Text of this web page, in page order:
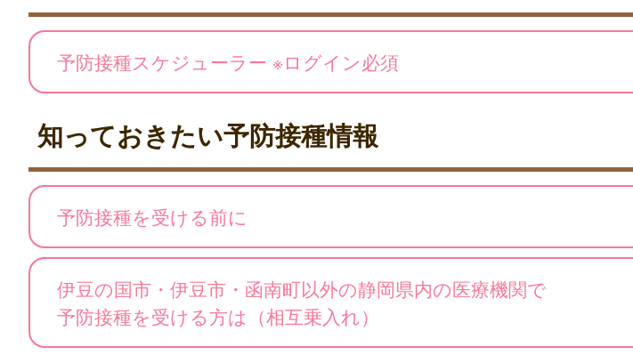
予防接種スケジューラー ※ログイン必須
知っておきたい予防接種情報
予防接種を受ける前に
伊豆の国市・伊豆市・函南町以外の静岡県内の医療機関で
予防接種を受ける方は（相互乗入れ）